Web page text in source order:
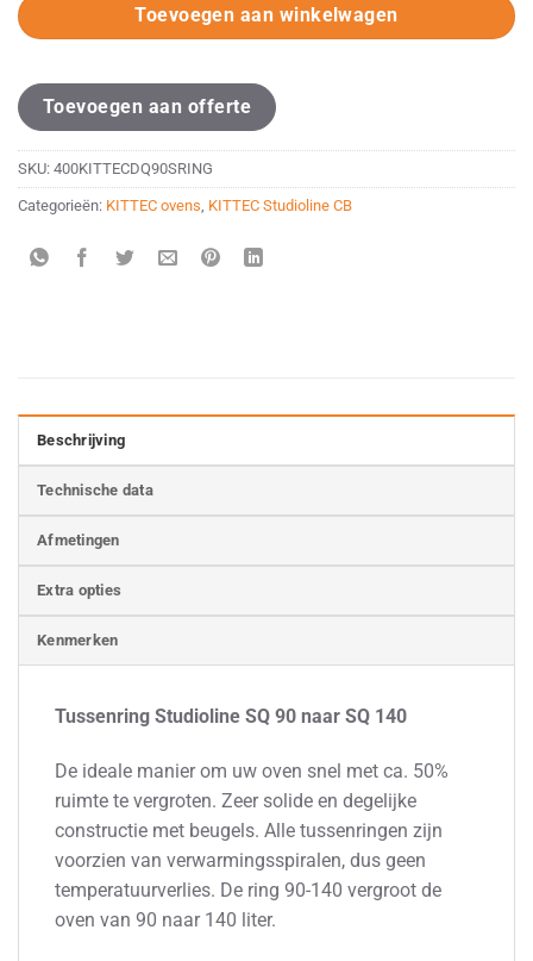
Toevoegen aan winkelwagen
Toevoegen aan offerte
SKU: 400KITTECDQ90SRING
Categorieën: KITTEC ovens, KITTEC Studioline CB
Beschrijving
Technische data
Afmetingen
Extra opties
Kenmerken
Tussenring Studioline SQ 90 naar SQ 140
De ideale manier om uw oven snel met ca. 50%
ruimte te vergroten. Zeer solide en degelijke
constructie met beugels. Alle tussenringen zijn
voorzien van verwarmingsspiralen, dus geen
temperatuurverlies. De ring 90-140 vergroot de
oven van 90 naar 140 liter.